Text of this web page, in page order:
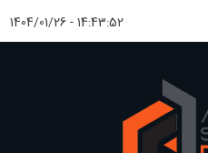
1404/01/26 - 14:43:52